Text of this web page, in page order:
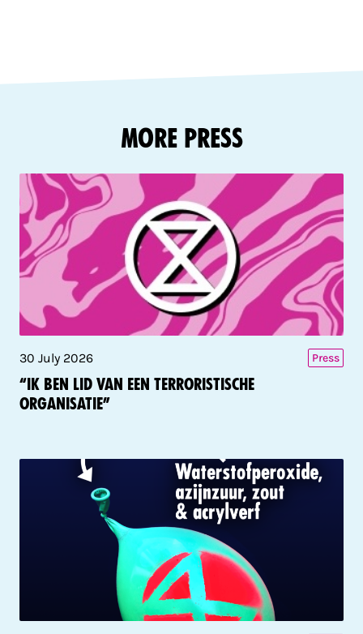
More Press
30 July 2026 Press
“Ik ben lid van een terroristische
organisatie”